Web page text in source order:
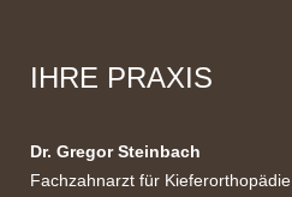
IHRE PRAXIS
Dr. Gregor Steinbach
Fachzahnarzt für Kieferorthopädie